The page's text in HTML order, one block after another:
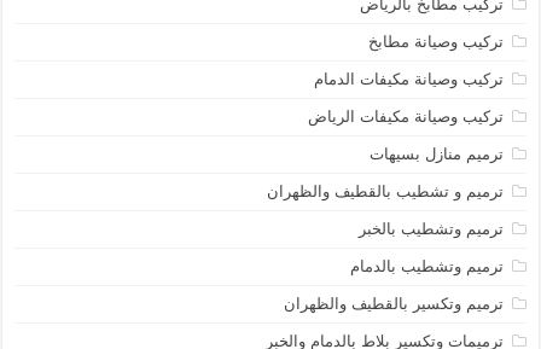
تركيب مطابخ بالرياض
تركيب وصيانة مطابخ
تركيب وصيانة مكيفات الدمام
تركيب وصيانة مكيفات الرياض
ترميم منازل بسيهات
ترميم و تشطيب بالقطيف والظهران
ترميم وتشطيب بالخبر
ترميم وتشطيب بالدمام
ترميم وتكسير بالقطيف والظهران
ترميمات وتكسير بلاط بالدمام والخبر